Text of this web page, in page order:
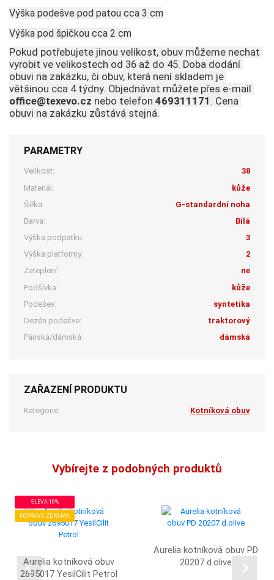
Výška podešve pod patou cca 3 cm
Výška pod špičkou cca 2 cm
Pokud potřebujete jinou velikost, obuv můžeme nechat
vyrobit ve velikostech od 36 až do 45. Doba dodání
obuvi na zakázku, či obuv, která není skladem je
office@texevo.cz nebo telefon 469311171 . Cena
obuvi na zakázku zůstává stejná.
PARAMETRY
Velikost:
38
Materiál:
kůže
Šířka:
G-standardní noha
Barva:
Bílá
Výška podpatku:
3
Výška platformy:
2
Zateplení:
ne
Podšívka:
kůže
Podešev:
syntetika
Dezén podešve:
traktorový
Pánská/dámská:
dámská
ZAŘAZENÍ PRODUKTU
Kategorie: Kotníková obuv
Vybírejte z podobných produktů
SLEVA 16%
DOPRAVA ZDRAMA
Aurelia kotníková obuv
2695017 YesilCilit Petrol
Aurelia kotníková obuv PD
20207 d.olive